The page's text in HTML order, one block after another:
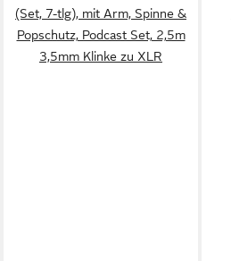
(Set, 7-tlg), mit Arm, Spinne &
Popschutz, Podcast Set, 2,5m
3,5mm Klinke zu XLR